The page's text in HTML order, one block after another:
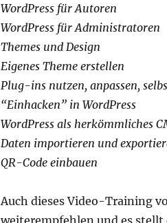
WordPress für Autoren
WordPress für Administratoren
Themes und Design
Eigenes Theme erstellen
Plug-ins nutzen, anpassen,
“Einhacken” in WordPress
WordPress als herkömmliches
Daten importieren und
QR-Code einbauen
Auch dieses Video-Training
weiterempfehlen und es